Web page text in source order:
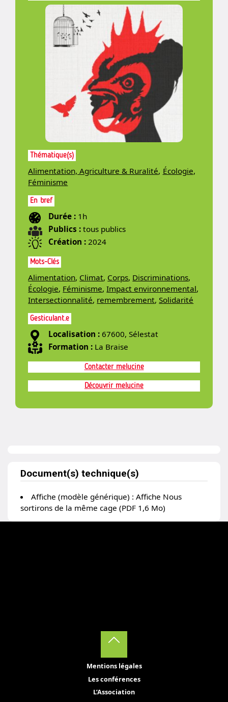
Thématique(s)
Alimentation, Agriculture & Ruralité, Écologie,
Féminisme
En bref
Durée : 1h
Publics :tous publics
Création : 2024
Mots-Clés
Alimentation, Climat, Corps, Discriminations,
Écologie, Féminisme,Impact environnemental,
Intersectionnalité, remembrement,Solidarité
Gesticulant.e
Localisation :67600, Sélestat
Formation : La Braise
Contacter melucine
Découvrir melucine
Document(s) technique(s)
Affiche (modèle générique) :Affiche Nous
sortirons de la même cage (PDF 1,6 Mo)
Mentions légales
Les conférences
L’Association
Back
to
Top